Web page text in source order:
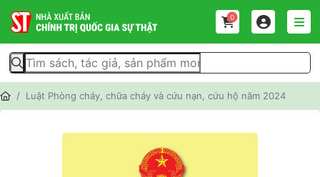
0
Luật Phòng cháy, chữa cháy và cứu nạn, cứu hộ năm 2024